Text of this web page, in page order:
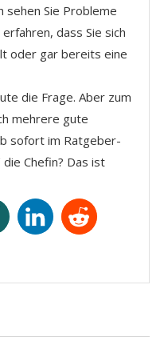
sehen Sie Probleme
dass Sie sich
oder gar bereits eine
die Frage. Aber zum
mehrere gute
sofort im Ratgeber-
Chefin? Das ist